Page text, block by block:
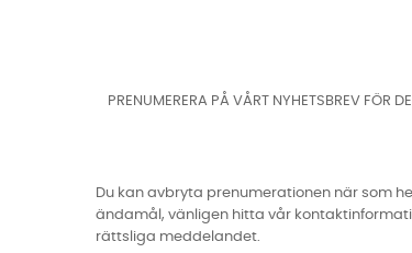
PRENUMERERA PÅ VÅRT NYHETSBREV FÖR
Du kan avbryta prenumerationen när som
ändamål, vänligen hitta vår
rättsliga meddelandet.